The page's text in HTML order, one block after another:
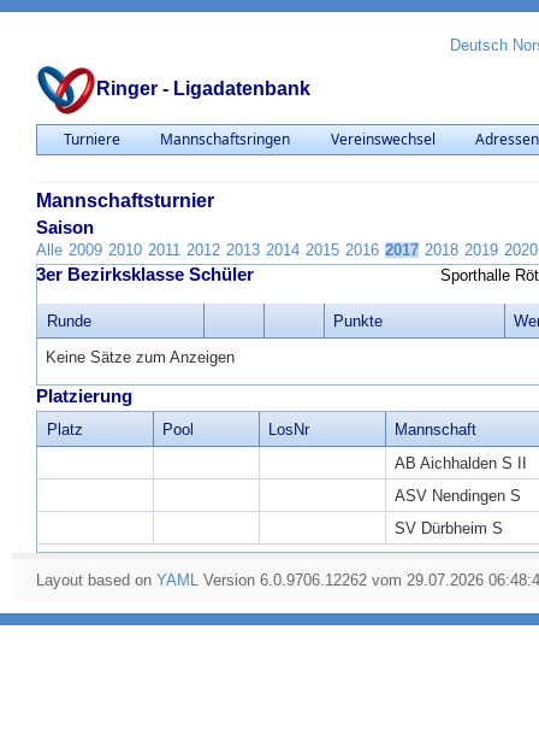
Ringer - Ligadatenbank
Deutsch
Turniere Mannschaftsringen Vereinswechsel Adressen
Mannschaftsturnier
Saison
Alle 2009 2010 2011 2012 2013 2014 2015 2016 2017 2018 2019 2020
3er Bezirksklasse Schüler Sporthalle
Runde Punkte
Keine Sätze zum Anzeigen
Platzierung
Platz Pool LosNr
Mannschaft
AB Aichhalden S II
ASV Nendingen S
SV Dürbheim S
Layout based on YAML Version 6.0.9706.12262 vom 29.07.2026